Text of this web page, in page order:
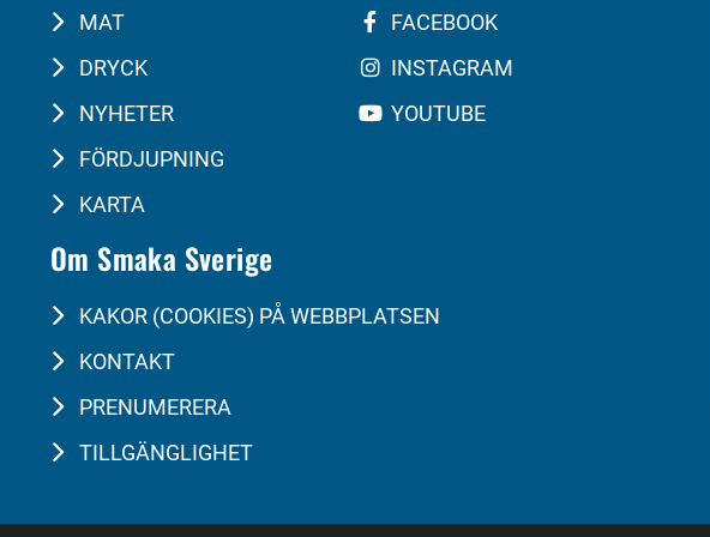
MAT
DRYCK
NYHETER
FÖRDJUPNING
KARTA
FACEBOOK
INSTAGRAM
YOUTUBE
Om Smaka Sverige
KAKOR (COOKIES) PÅ WEBBPLATSEN
KONTAKT
PRENUMERERA
TILLGÄNGLIGHET